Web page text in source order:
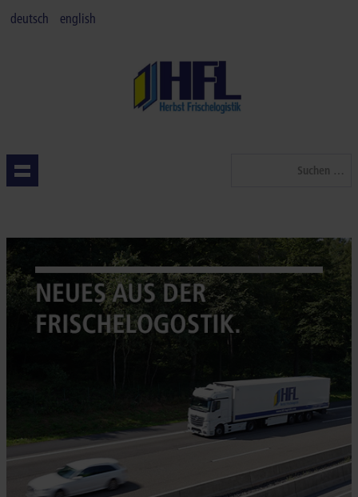
deutsch english
QUALITÄT
LEISTUNGEN
BRANCHEN
NEWS